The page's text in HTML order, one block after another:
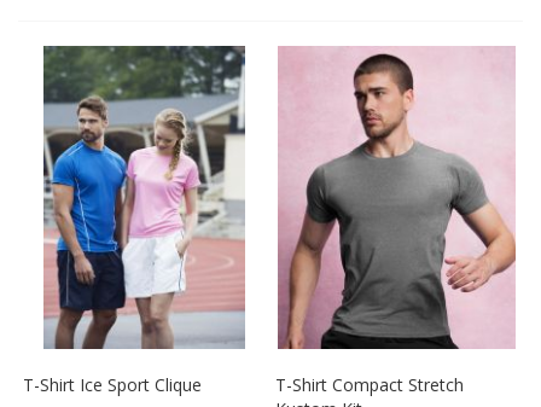
T-Shirt Ice Sport Clique
T-Shirt Compact Stretch